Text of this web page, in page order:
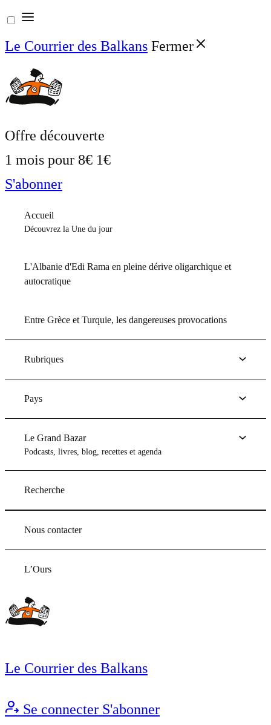
Aller
au
contenu
Le Courrier des Balkans Fermer
Offre découverte
1 mois pour 8€ 1€
S'abonner
Accueil
Découvrez la Une du jour
L'Albanie d'Edi Rama en pleine dérive oligarchique et
autocratique
Entre Grèce et Turquie, les dangereuses provocations
Rubriques
Pays
Le Grand Bazar
Podcasts, livres, blog, recettes et agenda
Recherche
Nous contacter
L’Ours
Le Courrier des Balkans
Se connecter S'abonner